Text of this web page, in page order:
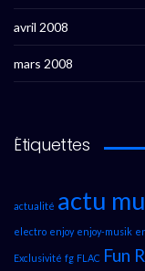
avril 2008
mars 2008
Étiquettes
actualité actu
electro enjoy enjoy-musik
Exclusivité fg FLAC Fun